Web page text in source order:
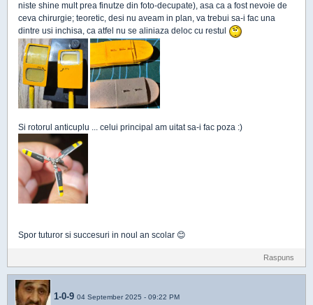
niste shine mult prea finutze din foto-decupate), asa ca a fost nevoie de
ceva chirurgie; teoretic, desi nu aveam in plan, va trebui sa-i fac una
dintre usi inchisa, ca atfel nu se aliniaza deloc cu restul
Si rotorul anticuplu ... celui principal am uitat sa-i fac poza :)
Spor tuturor si succesuri in noul an scolar 😊
Raspuns
1-0-9 04 September 2025 - 09:22 PM